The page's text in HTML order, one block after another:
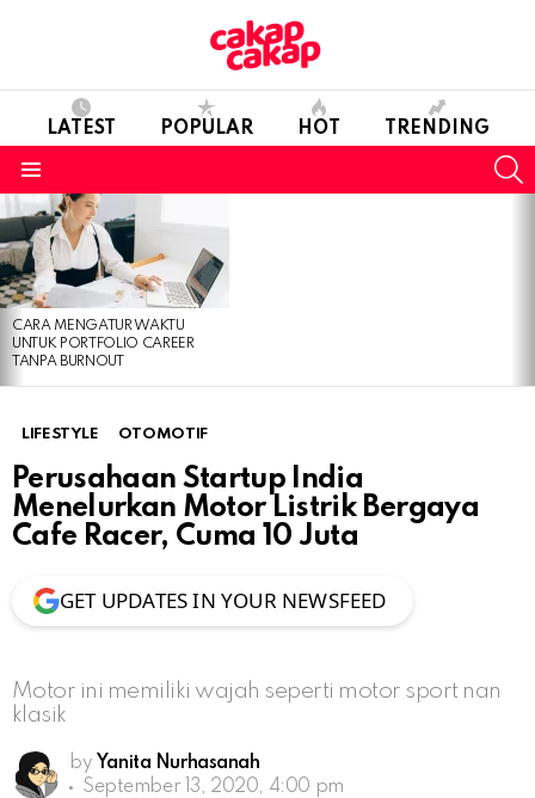
LATEST POPULAR HOT TRENDING
LATEST
STORIES
CARA MENGATUR WAKTU
UNTUK PORTFOLIO CAREER
TANPA BURNOUT
LIFESTYLE OTOMOTIF
Perusahaan Startup India
Menelurkan Motor Listrik Bergaya
Cafe Racer, Cuma 10 Juta
GET UPDATES IN YOUR NEWSFEED
Motor ini memiliki wajah seperti motor sport nan
klasik
by Yanita Nurhasanah
September 13, 2020, 4:00 pm